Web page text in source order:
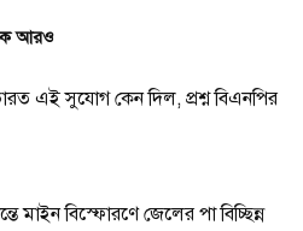
আরও
এই সুযোগ কেন দিল, প্রশ্ন বিএনপির
মাইন বিস্ফোরণে জেলের পা বিচ্ছিন্ন